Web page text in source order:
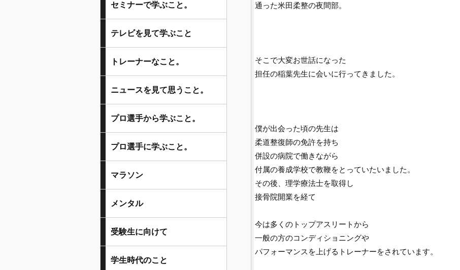
通った米田柔整の夜間部。
そこで大変お世話になった
担任の稲葉先生に会いに行ってきました。
僕が出会った頃の先生は
柔道整復師の免許を持ち
併設の病院で働きながら
付属の養成学校で教鞭をとっていたいました。
その後、理学療法士を取得し
接骨院開業を経て
今は多くのトップアスリートから
一般の方のコンディショニングや
パフォーマンスを上げるトレーナーをされています。
セミナーで学ぶこと。
テレビを見て学ぶこと
トレーナーなこと。
ニュースを見て思うこと。
プロ選手から学ぶこと。
プロ選手に学ぶこと。
マラソン
メンタル
受験生に向けて
学生時代のこと